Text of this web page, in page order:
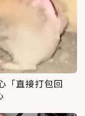
「直接打包回